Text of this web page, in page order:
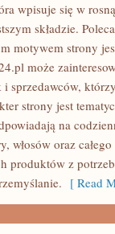
wpisuje się w
składzie.
motywem strony
może
sprzedawców,
strony jest
na
włosów oraz
produktów z
[ Read